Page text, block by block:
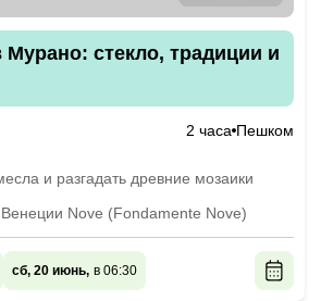
стекло, традиции и
2 часа Пешком
и разгадать древние мозаики
Nove (Fondamente Nove)
сб, 20 июнь, в 06:30